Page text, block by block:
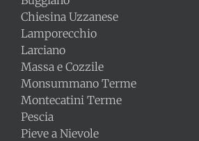
Chiesina Uzzanese
Lamporecchio
Larciano
Massa e Cozzile
Monsummano Terme
Montecatini Terme
Pescia
Pieve a Nievole